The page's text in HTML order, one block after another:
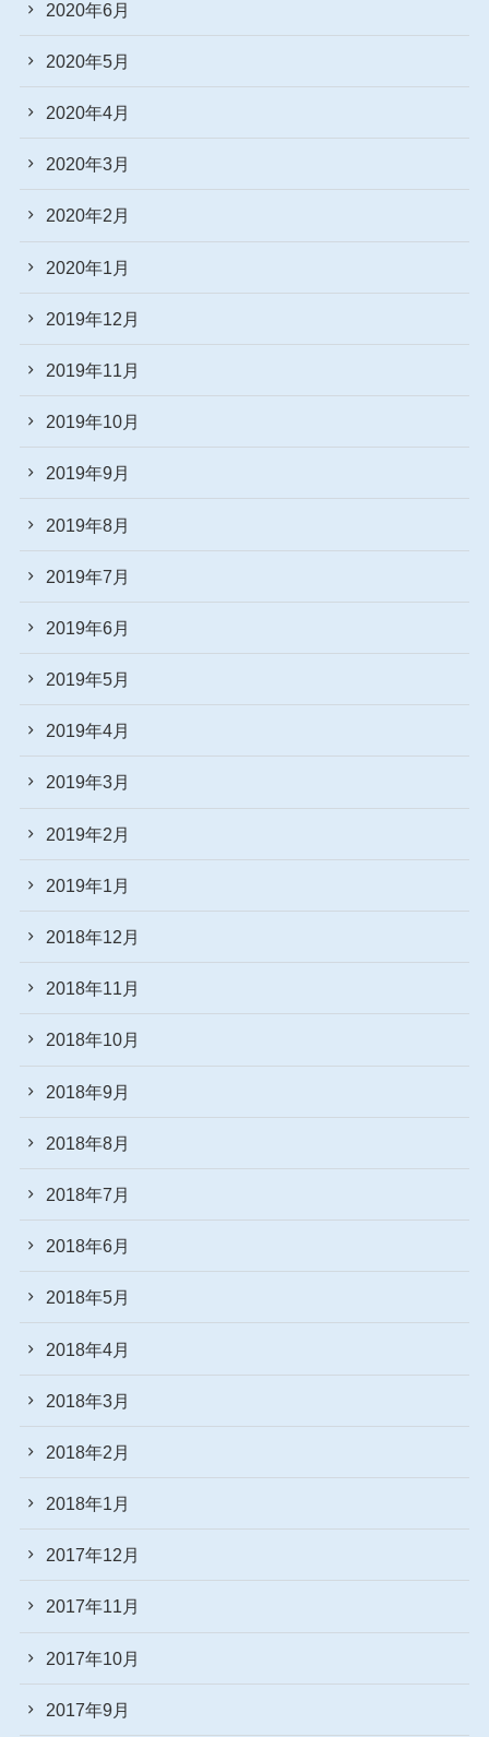
2020年6月
2020年5月
2020年4月
2020年3月
2020年2月
2020年1月
2019年12月
2019年11月
2019年10月
2019年9月
2019年8月
2019年7月
2019年6月
2019年5月
2019年4月
2019年3月
2019年2月
2019年1月
2018年12月
2018年11月
2018年10月
2018年9月
2018年8月
2018年7月
2018年6月
2018年5月
2018年4月
2018年3月
2018年2月
2018年1月
2017年12月
2017年11月
2017年10月
2017年9月